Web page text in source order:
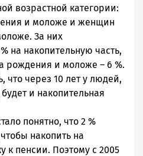
возрастной категории:
и моложе и женщин
За них
на накопительную часть,
рождения и моложе – 6 %.
что через 10 лет у людей,
и накопительная
понятно, что 2 %
накопить на
к пенсии. Поэтому с 2005